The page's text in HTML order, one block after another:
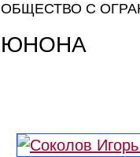
ОБЩЕСТВО С
ЮНОНА